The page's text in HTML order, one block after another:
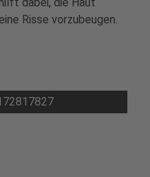
Risse vorzubeugen.